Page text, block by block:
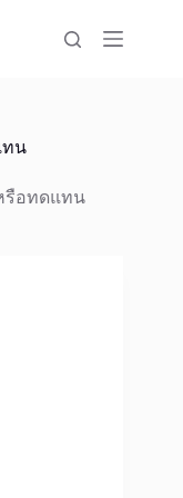
ทน
รือทดแทน